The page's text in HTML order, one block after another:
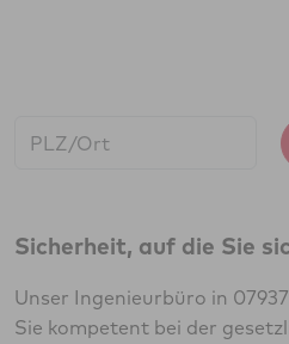
Sicherheit, auf die Sie
Unser Ingenieurbüro in
Sie kompetent bei der